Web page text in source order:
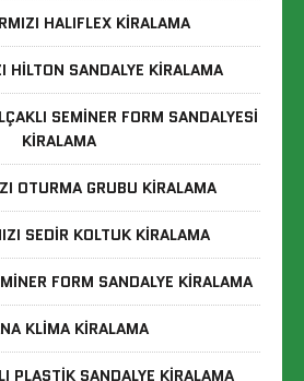
HALIFLEX KIRALAMA
HILTON SANDALYE KIRALAMA
SEMINER FORM SANDALYESI
KIRALAMA
OTURMA GRUBU KIRALAMA
SEDIR KOLTUK KIRALAMA
FORM SANDALYE KIRALAMA
KLIMA KIRALAMA
PLASTIK SANDALYE KIRALAMA